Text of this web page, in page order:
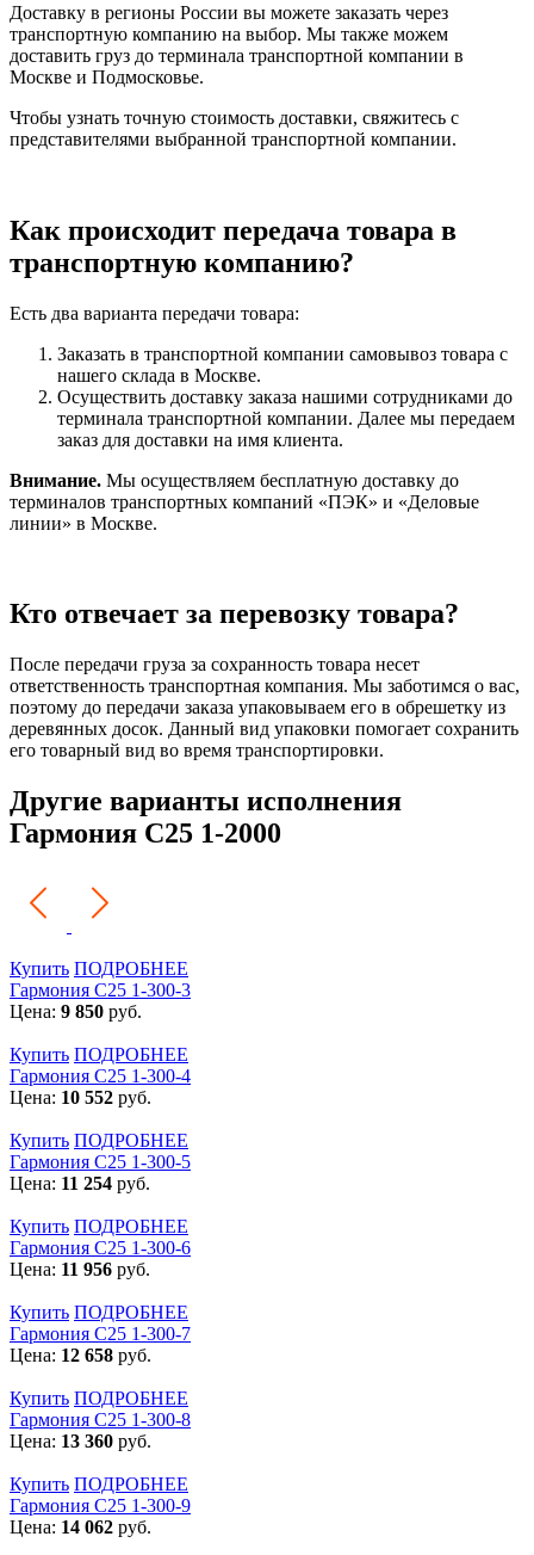
Доставку в регионы России вы можете заказать через
транспортную компанию на выбор. Мы также можем
доставить груз до терминала транспортной компании в
Москве и Подмосковье.
Чтобы узнать точную стоимость доставки, свяжитесь с
представителями выбранной транспортной компании.
Как происходит передача товара в
транспортную компанию?
Есть два варианта передачи товара:
Заказать в транспортной компании самовывоз товара с
нашего склада в Москве.
Осуществить доставку заказа нашими сотрудниками до
терминала транспортной компании. Далее мы передаем
заказ для доставки на имя клиента.
Внимание. Мы осуществляем бесплатную доставку до
терминалов транспортных компаний «ПЭК» и «Деловые
линии» в Москве.
Кто отвечает за перевозку товара?
После передачи груза за сохранность товара несет
ответственность транспортная компания. Мы заботимся о вас,
поэтому до передачи заказа упаковываем его в обрешетку из
деревянных досок. Данный вид упаковки помогает сохранить
его товарный вид во время транспортировки.
Другие варианты исполнения
Гармония С25 1-2000
Купить ПОДРОБНЕЕ
Гармония С25 1-300-3
Цена: 9 850 руб.
Купить ПОДРОБНЕЕ
Гармония С25 1-300-4
Цена: 10 552 руб.
Купить ПОДРОБНЕЕ
Гармония С25 1-300-5
Цена: 11 254 руб.
Купить ПОДРОБНЕЕ
Гармония С25 1-300-6
Цена: 11 956 руб.
Купить ПОДРОБНЕЕ
Гармония С25 1-300-7
Цена: 12 658 руб.
Купить ПОДРОБНЕЕ
Гармония С25 1-300-8
Цена: 13 360 руб.
Купить ПОДРОБНЕЕ
Гармония С25 1-300-9
Цена: 14 062 руб.